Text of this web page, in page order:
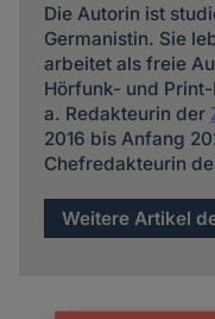
Die Autorin ist
Germanistin. Sie
arbeitet als freie
Hörfunk- und
a. Redakteurin der
2016 bis Anfang
Chefredakteurin
Weitere Artikel